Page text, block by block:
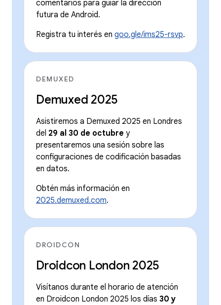
comentarios para guiar la dirección
futura de Android.
Registra tu interés en goo.gle/ims25-rsvp.
DEMUXED
Demuxed 2025
Asistiremos a Demuxed 2025 en Londres
del 29 al 30 de octubre y
presentaremos una sesión sobre las
configuraciones de codificación basadas
en datos.
Obtén más información en
2025.demuxed.com.
DROIDCON
Droidcon London 2025
Visítanos durante el horario de atención
en Droidcon London 2025 los días 30 y